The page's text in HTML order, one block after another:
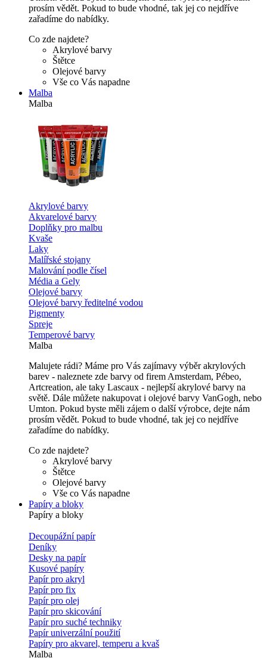
prosím vědět. Pokud to bude vhodné, tak jej co nejdříve
zařadíme do nabídky.
Co zde najdete?
Akrylové barvy
Štětce
Olejové barvy
Vše co Vás napadne
Malba
Malba
Akrylové barvy
Akvarelové barvy
Doplňky pro malbu
Kvaše
Laky
Malířské stojany
Malování podle čísel
Média a Gely
Olejové barvy
Olejové barvy ředitelné vodou
Pigmenty
Spreje
Temperové barvy
Malba
Malujete rádi? Máme pro Vás zajímavy výběr akrylových
barev - naleznete zde barvy od firem Amsterdam, Pébeo,
Artcreation, ale taky Lascaux - nejlepší akrylové barvy na
světě. Dále můžete nakupovat i olejové barvy VanGogh, nebo
Umton. Pokud byste měli zájem o další výrobce, dejte nám
prosím vědět. Pokud to bude vhodné, tak jej co nejdříve
zařadíme do nabídky.
Co zde najdete?
Akrylové barvy
Štětce
Olejové barvy
Vše co Vás napadne
Papíry a bloky
Papíry a bloky
Decoupážní papír
Deníky
Desky na papír
Kusové papíry
Papír pro akryl
Papír pro fix
Papír pro olej
Papír pro skicování
Papír pro suché techniky
Papír univerzální použití
Papíry pro akvarel, temperu a kvaš
Malba